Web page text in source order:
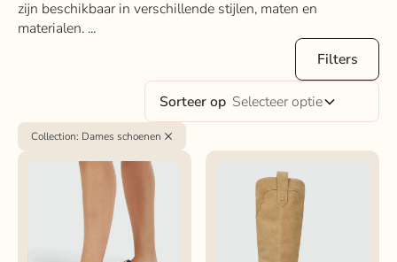
zijn beschikbaar in verschillende stijlen, maten en
materialen. ...
Filters
Sorteer op Selecteer optie
Collection: Dames schoenen